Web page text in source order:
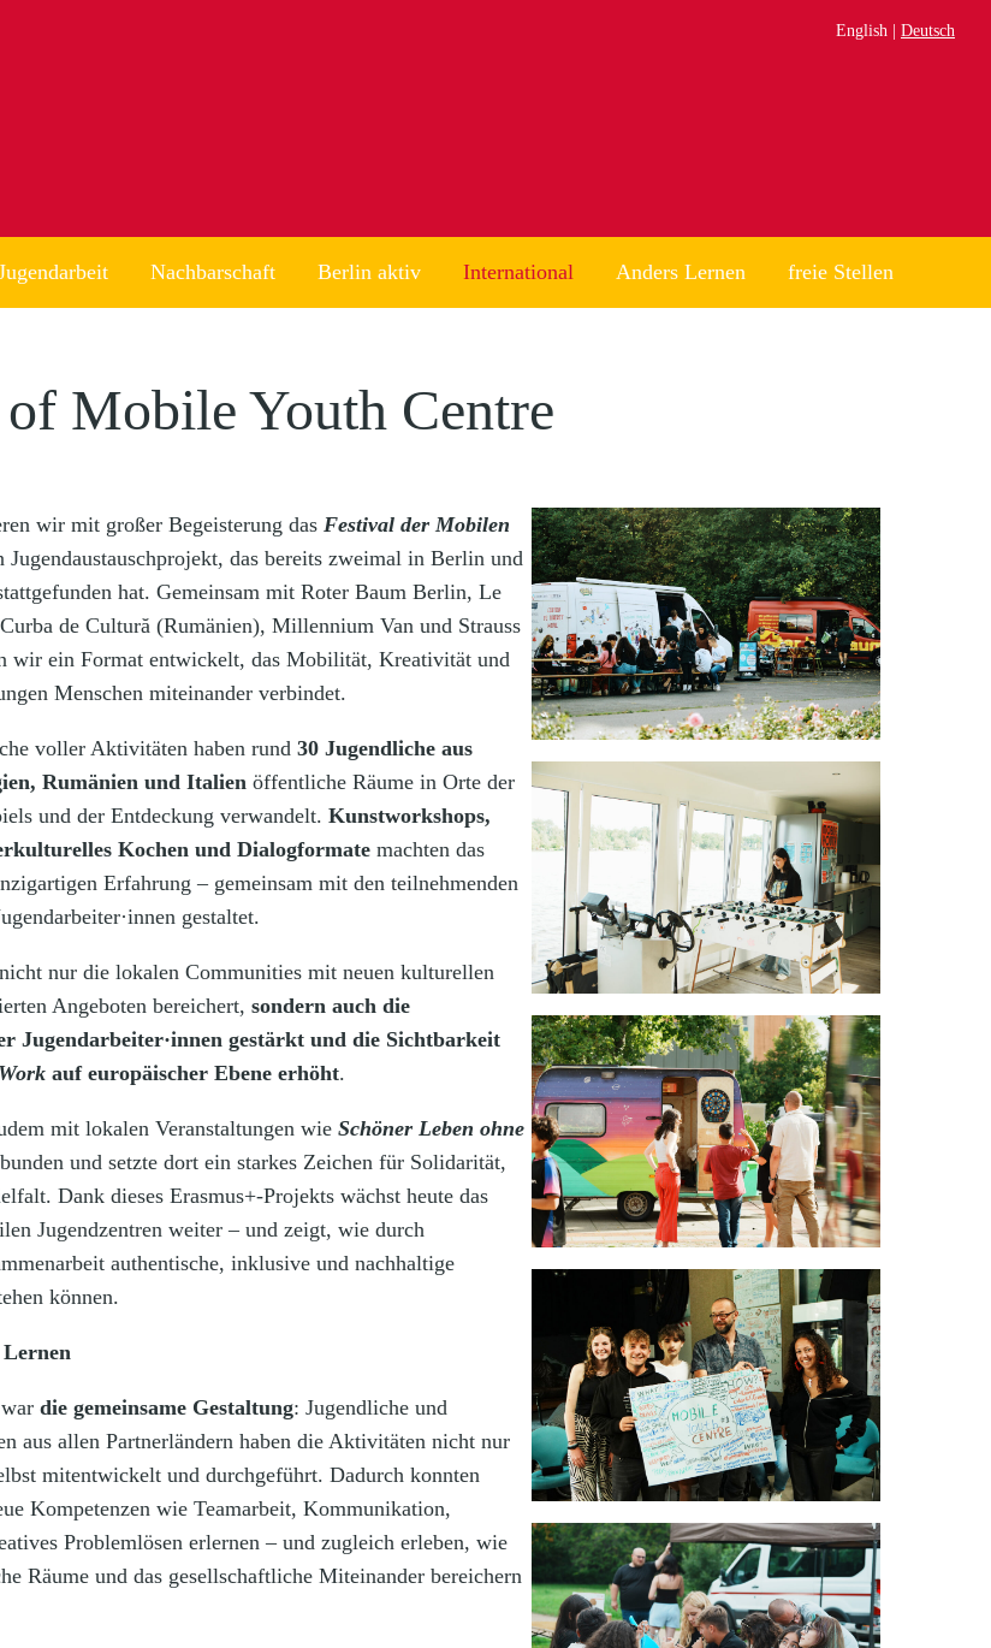
English Deutsch
Nachbarschaft Berlin aktiv International Anders Lernen freie Stellen
Mobile Youth Centre
wir mit großer Begeisterung das Festival der Mobilen
Jugendaustauschprojekt, das bereits zweimal in Berlin und
hat. Gemeinsam mit Roter Baum Berlin, Le
de Cultură (Rumänien), Millennium Van und Strauss
wir ein Format entwickelt, das Mobilität, Kreativität und
Menschen miteinander verbindet.
voller Aktivitäten haben rund 30 Jugendliche aus
Rumänien und Italien öffentliche Räume in Orte der
und der Entdeckung verwandelt. Kunstworkshops,
Kochen und Dialogformate machten das
Erfahrung – gemeinsam mit den teilnehmenden
gestaltet.
nur die lokalen Communities mit neuen kulturellen
Angeboten bereichert, sondern auch die
Jugendarbeiter·innen gestärkt und die Sichtbarkeit
auf europäischer Ebene erhöht.
mit lokalen Veranstaltungen wie Schöner Leben ohne
und setzte dort ein starkes Zeichen für Solidarität,
Dank dieses Erasmus+-Projekts wächst heute das
Jugendzentren weiter – und zeigt, wie durch
authentische, inklusive und nachhaltige
können.
die gemeinsame Gestaltung: Jugendliche und
aus allen Partnerländern haben die Aktivitäten nicht nur
mitentwickelt und durchgeführt. Dadurch konnten
Kompetenzen wie Teamarbeit, Kommunikation,
Problemlösen erlernen – und zugleich erleben, wie
Räume und das gesellschaftliche Miteinander bereichern